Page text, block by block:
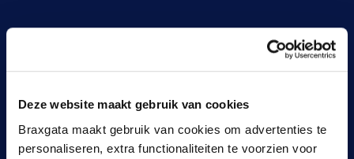
Deze website maakt gebruik van cookies
Braxgata maakt gebruik van cookies om advertenties te
personaliseren, extra functionaliteiten te voorzien voor